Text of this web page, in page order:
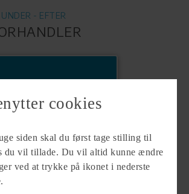
- EFTER
forhandlerens
cookies
siden skal du først tage stilling til
du vil tillade. Du vil altid kunne ændre
ved at trykke på ikonet i nederste